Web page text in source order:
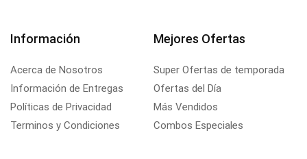
Información
Acerca de Nosotros
Información de Entregas
Políticas de Privacidad
Terminos y Condiciones
Mejores Ofertas
Super Ofertas de temporada
Ofertas del Día
Más Vendidos
Combos Especiales